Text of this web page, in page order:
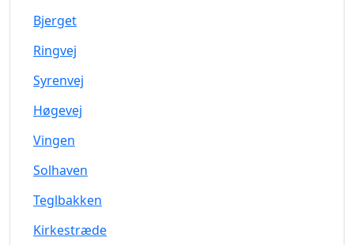
Bjerget
Ringvej
Syrenvej
Høgevej
Vingen
Solhaven
Teglbakken
Kirkestræde